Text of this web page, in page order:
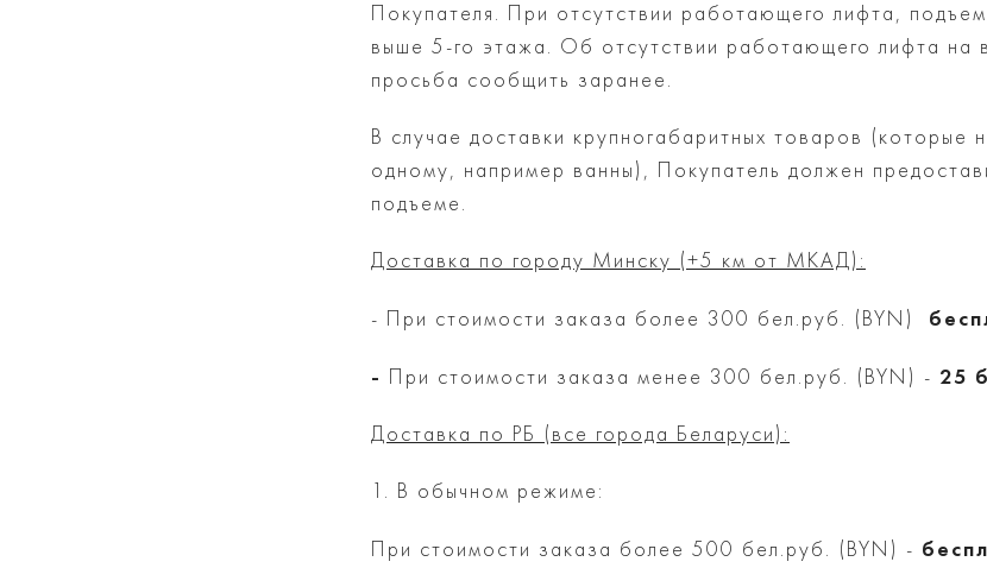
Покупателя. При отсутствии работающего лифта,
выше 5-го этажа. Об отсутствии работающего лифта на
просьба сообщить заранее.
В случае доставки крупногабаритных товаров (которые
одному, например ванны), Покупатель должен
подъеме.
Доставка по городу Минску (+5 км от МКАД):
- При стоимости заказа более 300 бел.руб. (BYN)
- При стоимости заказа менее 300 бел.руб. (BYN) - 25
Доставка по РБ (все города Беларуси):
1. В обычном режиме:
При стоимости заказа более 500 бел.руб. (BYN) -